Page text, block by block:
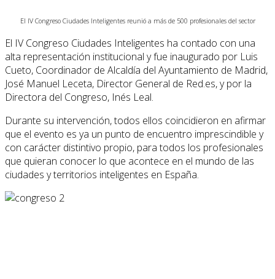
El IV Congreso Ciudades Inteligentes reunió a más de 500 profesionales del sector
El IV Congreso Ciudades Inteligentes ha contado con una
alta representación institucional y fue inaugurado por Luis
Cueto, Coordinador de Alcaldía del Ayuntamiento de Madrid,
José Manuel Leceta, Director General de Red.es, y por la
Directora del Congreso, Inés Leal.
Durante su intervención, todos ellos coincidieron en afirmar
que el evento es ya un punto de encuentro imprescindible y
con carácter distintivo propio, para todos los profesionales
que quieran conocer lo que acontece en el mundo de las
ciudades y territorios inteligentes en España.